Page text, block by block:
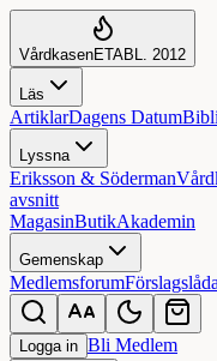
VårdkasenETABL. 2012
Läs
ArtiklarDagens Datum
Lyssna
Eriksson & Söderman
avsnitt
MagasinButikAkademin
Gemenskap
Medlemsforum
Logga in Bli Medlem